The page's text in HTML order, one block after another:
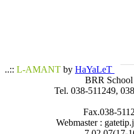
..:: L-AMANT by HaYaLeT
BRR School
Tel. 038-511249,
Fax.038-
Webmaster :